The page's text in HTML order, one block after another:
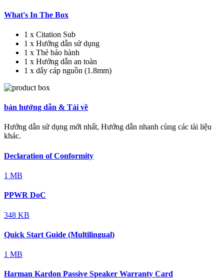
What's In The Box
1 x Citation Sub
1 x Hướng dẫn sử dụng
1 x Thẻ bảo hành
1 x Hướng dẫn an toàn
1 x dây cáp nguồn (1.8mm)
bản hướng dẫn & Tải về
Hướng dẫn sử dụng mới nhất, Hướng dẫn nhanh cùng các tài liệu
khác.
Declaration of Conformity
1 MB
PPWR DoC
348 KB
Quick Start Guide (Multilingual)
1 MB
Harman Kardon Passive Speaker Warranty Card